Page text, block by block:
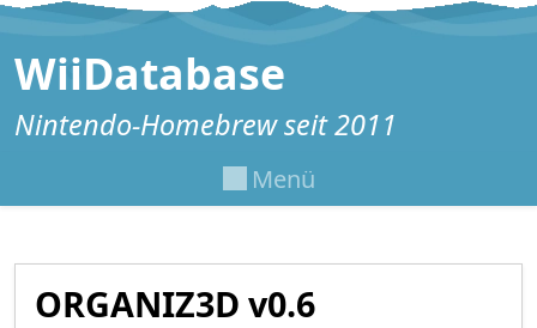
Zum Inhalt springen
WiiDatabase
Nintendo-Homebrew seit 2011
Menü
ORGANIZ3D v0.6